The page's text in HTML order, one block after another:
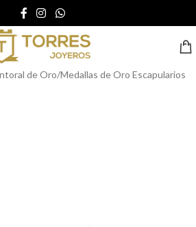
de Oro/Medallas de Oro Escapularios